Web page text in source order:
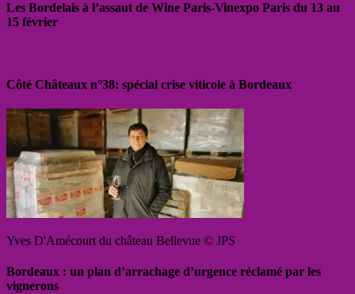
Les Bordelais à l’assaut de Wine Paris-Vinexpo Paris du 13 au
15 février
Côté Châteaux n°38: spécial crise viticole à Bordeaux
Yves D'Amécourt du château Bellevue © JPS
Bordeaux : un plan d’arrachage d’urgence réclamé par les
vignerons